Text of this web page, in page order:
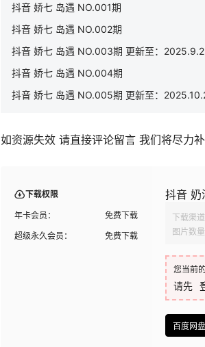
抖音 娇七 岛遇 NO.001期
抖音 娇七 岛遇 NO.002期
抖音 娇七 岛遇 NO.003期 更新至：
抖音 娇七 岛遇 NO.004期
抖音 娇七 岛遇 NO.005期 更新至：
如资源失效 请直接评论留言 我们将尽力
下载权限
年卡会员：
免费下载
超级永久会员：
免费下载
抖音 奶
下载渠
图片数
您当前
请先
百度网盘